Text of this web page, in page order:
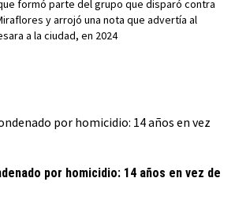
formó parte del grupo que disparó contra
y arrojó una nota que advertía al
a la ciudad, en 2024
por homicidio: 14 años en vez de